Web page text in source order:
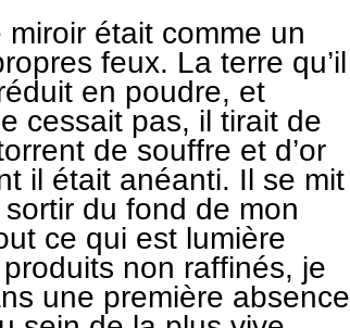
était comme un
feux. La terre qu’il
en poudre, et
cessait pas, il tirait de
de souffre et d’or
il était anéanti. Il se mit
du fond de mon
ce qui est lumière
non raffinés, je
une première absence